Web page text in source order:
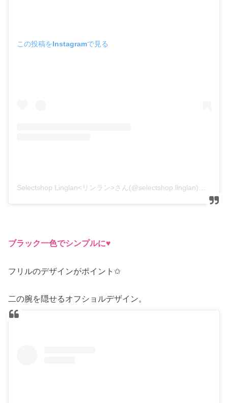
この投稿をInstagramで見る
ブラック一色でシンプルに♥
フリルのデザインがポイント✩
二の腕を隠せるオフショルデザイン。